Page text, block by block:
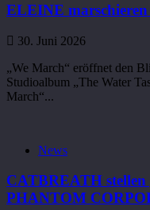
ELEINE marschieren
30. Juni 2026
„We March“ eröffnet den
Studioalbum „The Water
March“...
News
CATBREATH
PHANTOM